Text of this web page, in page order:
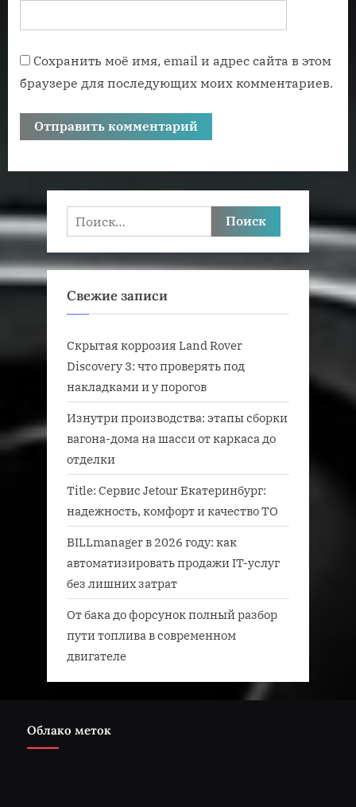
Сохранить моё имя, email и адрес сайта в этом
браузере для последующих моих комментариев.
Найти:
Свежие записи
Скрытая коррозия Land Rover
Discovery 3: что проверять под
накладками и у порогов
Изнутри производства: этапы сборки
вагона-дома на шасси от каркаса до
отделки
Title: Сервис Jetour Екатеринбург:
надежность, комфорт и качество ТО
BILLmanager в 2026 году: как
автоматизировать продажи IT-услуг
без лишних затрат
От бака до форсунок полный разбор
пути топлива в современном
двигателе
Облако меток